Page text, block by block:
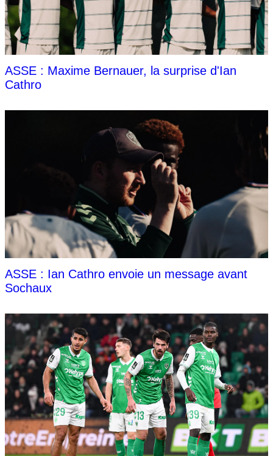
ASSE : Maxime Bernauer, la surprise d'Ian
Cathro
ASSE : Ian Cathro envoie un message avant
Sochaux